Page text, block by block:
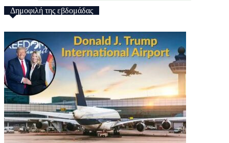
Δημοφιλή της εβδομάδας